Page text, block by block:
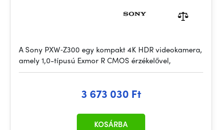
A Sony PXW‑Z300 egy kompakt 4K HDR videokamera,
amely 1,0-típusú Exmor R CMOS érzékelővel,
3 673 030 Ft
KOSÁRBA